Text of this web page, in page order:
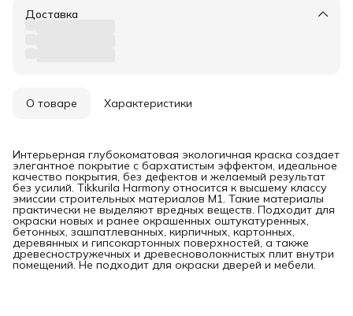
Удобный возврат
Доставка
О товаре Характеристики
Интерьерная глубокоматовая экологичная краска создает
элегантное покрытие с бархатистым эффектом, идеальное
качество покрытия, без дефектов и желаемый результат
без усилий. Tikkurila Harmony относится к высшему классу
эмиссии строительных материалов М1. Такие материалы
практически не выделяют вредных веществ. Подходит для
окраски новых и ранее окрашенных оштукатуренных,
бетонных, зашпатлеванных, кирпичных, картонных,
деревянных и гипсокартонных поверхностей, а также
древесностружечных и древесноволокнистых плит внутри
помещений. Не подходит для окраски дверей и мебели.